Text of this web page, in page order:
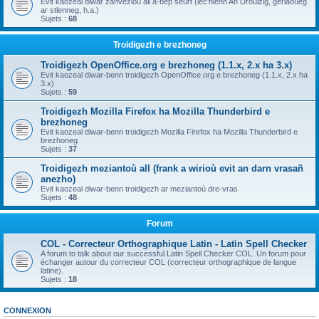
ar stlenneg, h.a.)
Sujets : 68
Troidigezh e brezhoneg
Troidigezh OpenOffice.org e brezhoneg (1.1.x, 2.x ha 3.x)
Evit kaozeal diwar-benn troidigezh OpenOffice.org e brezhoneg (1.1.x, 2.x ha
3.x)
Sujets : 59
Troidigezh Mozilla Firefox ha Mozilla Thunderbird e
brezhoneg
Evit kaozeal diwar-benn troidigezh Mozilla Firefox ha Mozilla Thunderbird e
brezhoneg
Sujets : 37
Troidigezh meziantoù all (frank a wirioù evit an darn vrasañ
anezho)
Evit kaozeal diwar-benn troidigezh ar meziantoù dre-vras
Sujets : 48
Forum
COL - Correcteur Orthographique Latin - Latin Spell Checker
A forum to talk about our successful Latin Spell Checker COL. Un forum pour
échanger autour du correcteur COL (correcteur orthographique de langue
latine).
Sujets : 18
CONNEXION